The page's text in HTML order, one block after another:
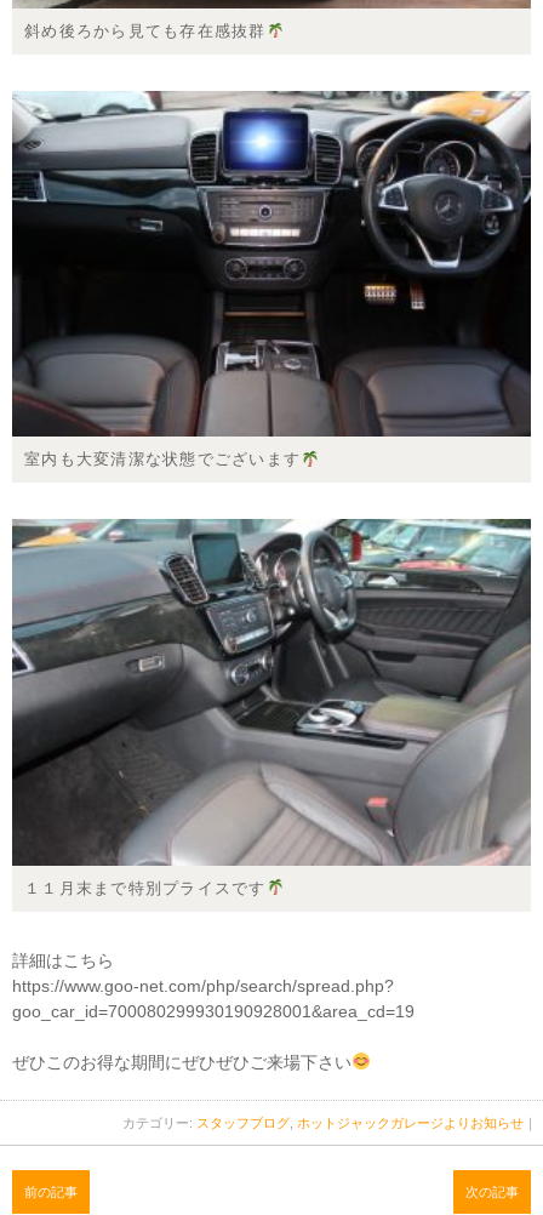
斜め後ろから見ても存在感抜群
室内も大変清潔な状態でございます
１１月末まで特別プライスです
詳細はこちら
https://www.goo-net.com/php/search/spread.php?
goo_car_id=700080299930190928001&area_cd=19
ぜひこのお得な期間にぜひぜひご来場下さい
カテゴリー: スタッフブログ ホットジャックガレージよりお知らせ ｜
前の記事 次の記事